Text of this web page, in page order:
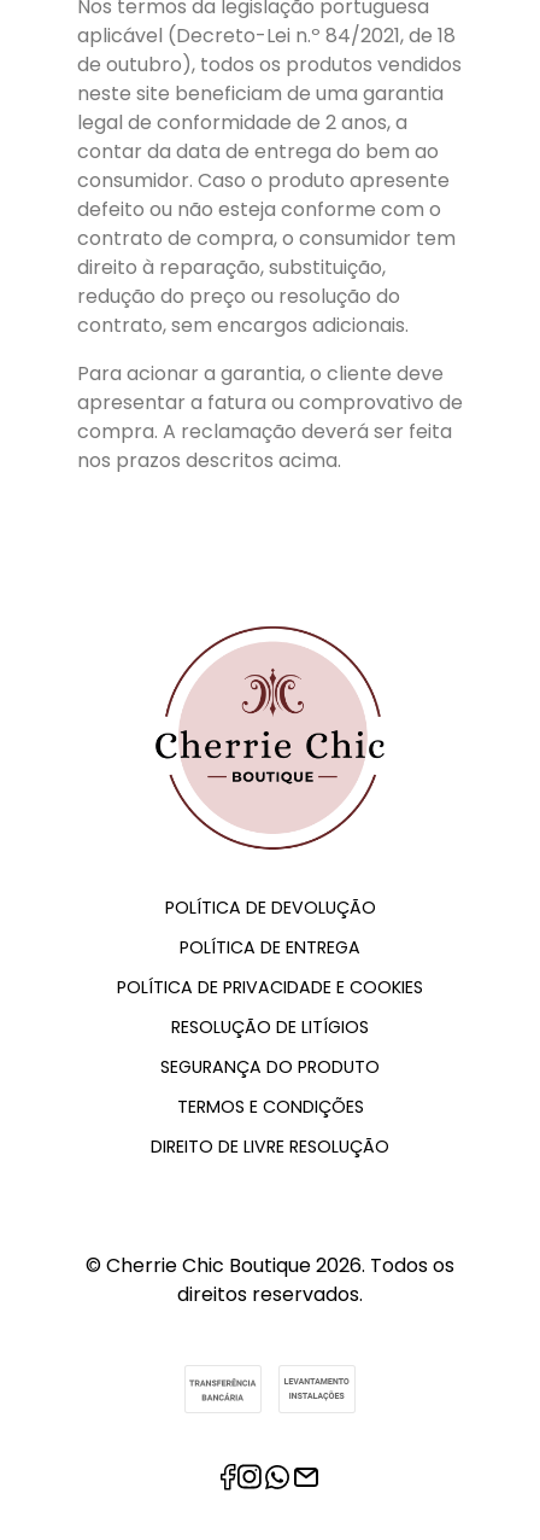
Nos termos da legislação portuguesa
aplicável (Decreto-Lei n.º 84/2021, de 18
de outubro), todos os produtos vendidos
neste site beneficiam de uma garantia
legal de conformidade de 2 anos, a
contar da data de entrega do bem ao
consumidor. Caso o produto apresente
defeito ou não esteja conforme com o
contrato de compra, o consumidor tem
direito à reparação, substituição,
redução do preço ou resolução do
contrato, sem encargos adicionais.
Para acionar a garantia, o cliente deve
apresentar a fatura ou comprovativo de
compra. A reclamação deverá ser feita
nos prazos descritos acima.
POLÍTICA DE DEVOLUÇÃO
POLÍTICA DE ENTREGA
POLÍTICA DE PRIVACIDADE E COOKIES
RESOLUÇÃO DE LITÍGIOS
SEGURANÇA DO PRODUTO
TERMOS E CONDIÇÕES
DIREITO DE LIVRE RESOLUÇÃO
© Cherrie Chic Boutique 2026. Todos os
direitos reservados.